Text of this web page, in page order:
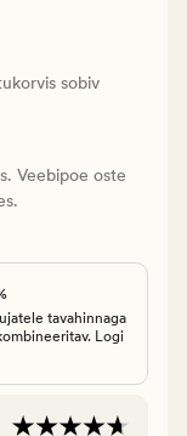
sobiv
Veebipoe oste
tavahinnaga
Logi